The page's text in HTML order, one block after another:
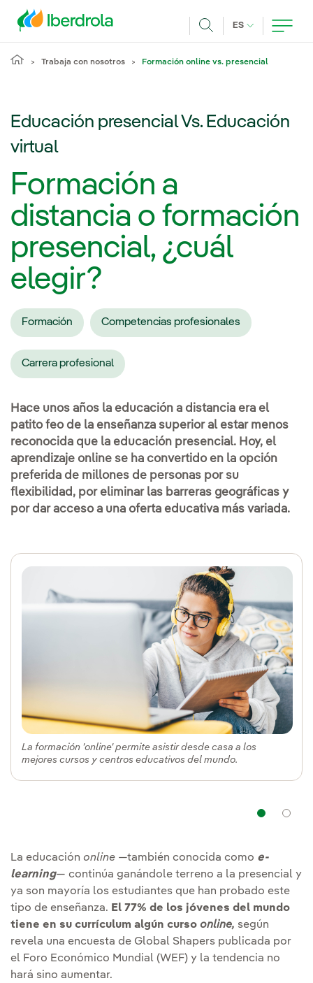
ES IDIOMA
Trabaja con nosotros Formación online vs. presencial
Educación presencial Vs. Educación
virtual
Formación a
distancia o formación
presencial, ¿cuál
elegir?
Formación Competencias profesionales
Carrera profesional
Hace unos años la educación a distancia era el
patito feo de la enseñanza superior al estar menos
reconocida que la educación presencial. Hoy, el
aprendizaje online se ha convertido en la opción
preferida de millones de personas por su
flexibilidad, por eliminar las barreras geográficas y
por dar acceso a una oferta educativa más variada.
La formación 'online' permite asistir desde casa a los
mejores cursos y centros educativos del mundo.
La educación online —también conocida como e-
learning— continúa ganándole terreno a la presencial y
ya son mayoría los estudiantes que han probado este
tipo de enseñanza. El 77% de los jóvenes del mundo
tiene en su currículum algún curso online, según
revela una encuesta de Global Shapers publicada por
el Foro Económico Mundial (WEF) y la tendencia no
hará sino aumentar.